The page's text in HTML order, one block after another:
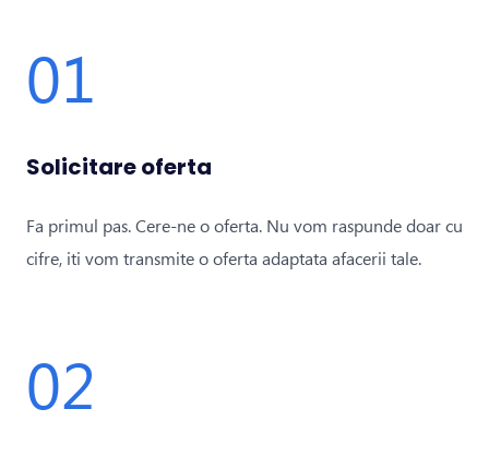
01
Solicitare oferta
Fa primul pas. Cere-ne o oferta. Nu vom raspunde doar cu
cifre, iti vom transmite o oferta adaptata afacerii tale.
02